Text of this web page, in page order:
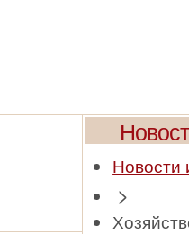
Новости
>